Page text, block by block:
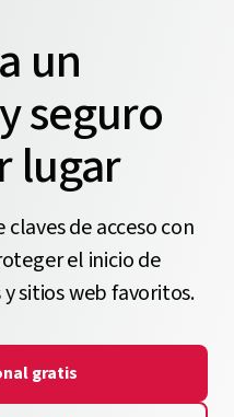
un
seguro
lugar
de acceso con
el inicio de
sitios web favoritos.
gratis